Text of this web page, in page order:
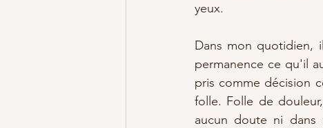
yeux.
Dans mon quotidien,
permanence ce qu'il
pris comme décision
folle. Folle de
aucun doute ni